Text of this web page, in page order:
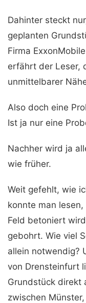
Dahinter steckt
geplanten
Firma
erfährt der Leser,
unmittelbarer
Also doch eine
Ist ja nur eine
Nachher wird ja
wie früher.
Weit gefehlt, wie
konnte man
Feld betoniert
gebohrt. Wie viel
allein notwendig?
von Drensteinfurt
Grundstück direkt
zwischen